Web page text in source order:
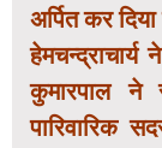
अर्पित कर
कुमारपाल ने
पारिवारिक